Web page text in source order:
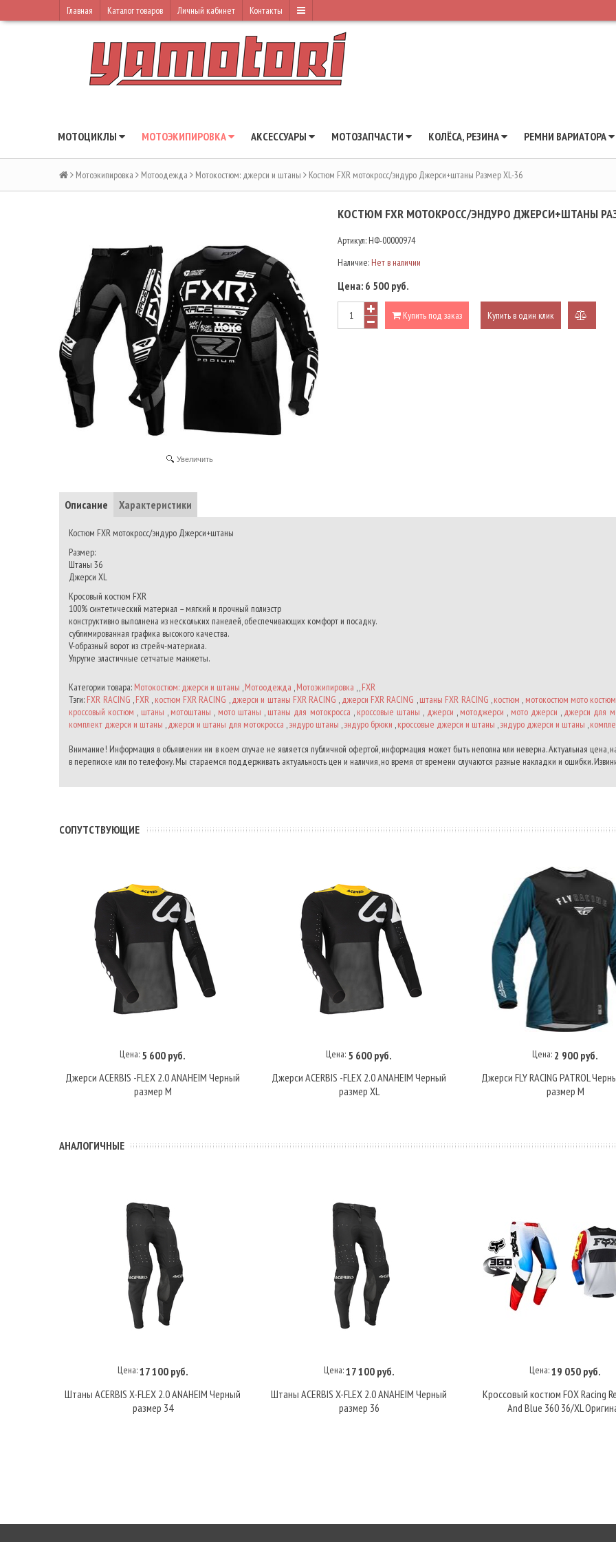
Главная Каталог товаров Личный кабинет Контакты
МОТОЦИКЛЫ МОТОЭКИПИРОВКА АКСЕССУАРЫ МОТОЗАПЧАСТИ КОЛЁСА, РЕЗИНА РЕМНИ ВАРИАТОРА
Мотоэкипировка Мотоодежда Мотокостюм: джерси и штаны Костюм FXR мотокросс/эндуро Джерси+штаны Размер XL-36
Увеличить
КОСТЮМ FXR МОТОКРОСС/ЭНДУРО ДЖЕРСИ+ШТАНЫ
Артикул: НФ-00000974
Наличие: Нет в наличии
Цена: 6 500 руб.
Купить под заказ Купить в один клик
Описание Характеристики
Костюм FXR мотокросс/эндуро Джерси+штаны
Размер:
Штаны 36
Джерси XL
Кросовый костюм FXR
100% синтетический материал – мягкий и прочный полиэстр
конструктивно выполнена из нескольких панелей, обеспечивающих комфорт и посадку.
сублимированная графика высокого качества.
V-образный ворот из стрейч-материала.
Упругие эластичные сетчатые манжеты.
Категории товара: Мотокостюм: джерси и штаны ,Мотоодежда ,Мотоэкипировка , ,FXR
Тэги: FXR RACING ,FXR , костюм FXR RACING ,джерси и штаны FXR RACING , джерси FXR RACING ,штаны FXR RACING ,костюм , мотокостюм мото костюм
кроссовый костюм , штаны , мотоштаны , мото штаны , штаны для мотокросса , кроссовые штаны , джерси , мотоджерси , мото джерси , джерси для
комплект джерси и штаны ,джерси и штаны для мотокросса ,эндуро штаны ,эндуро брюки ,кроссовые джерси и штаны ,эндуро джерси и штаны ,
Внимание! Информация в объявлении ни в коем случае не является публичной офертой, информация может быть неполна или неверна. Актуальная цена,
в переписке или по телефону. Мы стараемся поддерживать актуальность цен и наличия, но время от времени случаются разные накладки и ошибки.
CОПУТСТВУЮЩИЕ
В корзину
Цена: 5 600 руб.
Джерси ACERBIS -FLEX 2.0 ANAHEIM Черный
размер M
В корзину
Цена: 5 600 руб.
Джерси ACERBIS -FLEX 2.0 ANAHEIM Черный
размер XL
В корзину
Цена: 2 900 руб.
Джерси FLY RACING PATROL
размер M
АНАЛОГИЧНЫЕ
В корзину
Цена:17 100 руб.
Штаны ACERBIS X-FLEX 2.0 ANAHEIM Черный
размер 34
В корзину
Цена:17 100 руб.
Штаны ACERBIS X-FLEX 2.0 ANAHEIM Черный
размер 36
В корзину
Цена:19 050 руб.
Кроссовый костюм FOX Racing
And Blue 360 36/XL